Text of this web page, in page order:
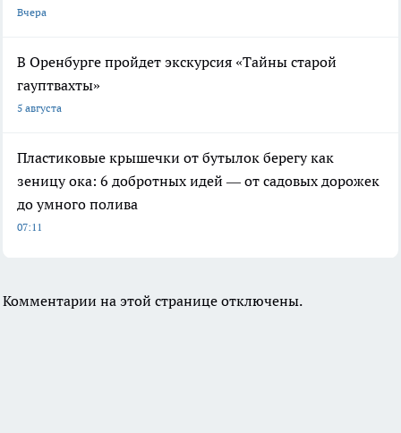
Вчера
В Оренбурге пройдет экскурсия «Тайны старой
гауптвахты»
5 августа
Пластиковые крышечки от бутылок берегу как
зеницу ока: 6 добротных идей — от садовых дорожек
до умного полива
07:11
Комментарии на этой странице отключены.